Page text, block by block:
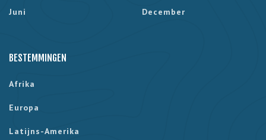
Juni December
BESTEMMINGEN
Afrika
Europa
Latijns-Amerika